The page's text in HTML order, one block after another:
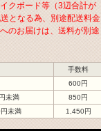
クボード等（3辺合計が
となる為、別途配送料金
のお届けは、送料が別途
手数料
600円
未満
850円
未満
1,450円